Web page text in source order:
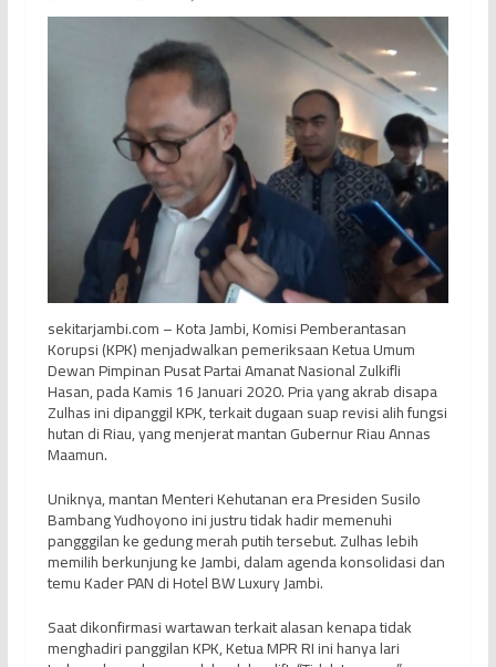
sekitarjambi.com – Kota Jambi, Komisi Pemberantasan
Korupsi (KPK) menjadwalkan pemeriksaan Ketua Umum
Dewan Pimpinan Pusat Partai Amanat Nasional Zulkifli
Hasan, pada Kamis 16 Januari 2020. Pria yang akrab disapa
Zulhas ini dipanggil KPK, terkait dugaan suap revisi alih fungsi
hutan di Riau, yang menjerat mantan Gubernur Riau Annas
Maamun.
Uniknya, mantan Menteri Kehutanan era Presiden Susilo
Bambang Yudhoyono ini justru tidak hadir memenuhi
pangggilan ke gedung merah putih tersebut. Zulhas lebih
memilih berkunjung ke Jambi, dalam agenda konsolidasi dan
temu Kader PAN di Hotel BW Luxury Jambi.
Saat dikonfirmasi wartawan terkait alasan kenapa tidak
menghadiri panggilan KPK, Ketua MPR RI ini hanya lari